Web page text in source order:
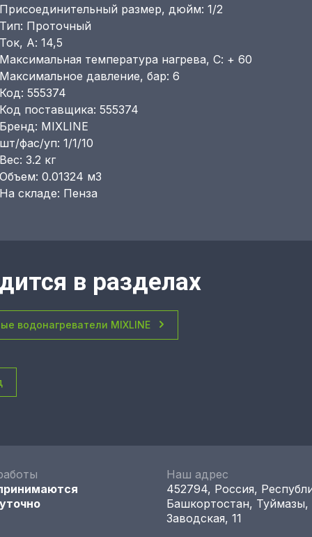
Присоединительный размер, дюйм: 1/2
Тип: Проточный
Ток, А: 14,5
Максимальная температура нагрева, С: + 60
Максимальное давление, бар: 6
Код: 555374
Код поставщика: 555374
Бренд: MIXLINE
шт/фас/уп: 1/1/10
Вес: 3.2 кг
Объем: 0.01324 м3
На складе: Пенза
в разделах
водонагреватели MIXLINE
Наш адрес
452794, Россия,
Башкортостан, Туймазы,
Заводская, 11